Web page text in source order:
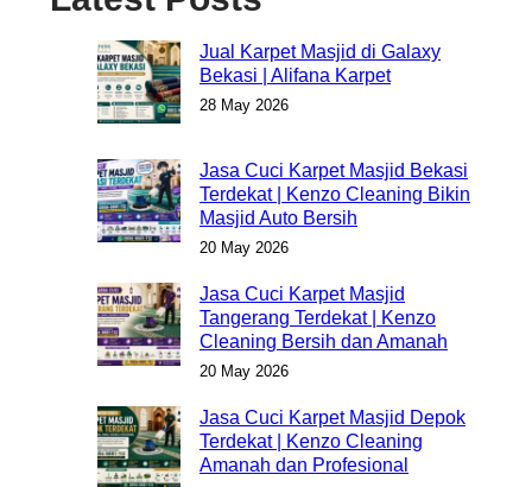
Jual Karpet Masjid di Galaxy
Bekasi | Alifana Karpet
28 May 2026
Jasa Cuci Karpet Masjid Bekasi
Terdekat | Kenzo Cleaning Bikin
Masjid Auto Bersih
20 May 2026
Jasa Cuci Karpet Masjid
Tangerang Terdekat | Kenzo
Cleaning Bersih dan Amanah
20 May 2026
Jasa Cuci Karpet Masjid Depok
Terdekat | Kenzo Cleaning
Amanah dan Profesional